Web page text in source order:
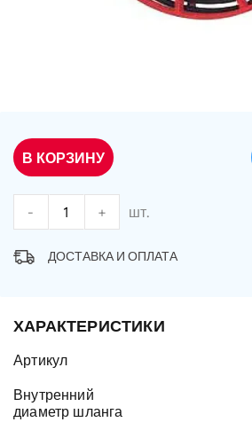
В КОРЗИНУ
- + шт.
ДОСТАВКА И ОПЛАТА
ХАРАКТЕРИСТИКИ
Артикул
Внутренний
диаметр шланга